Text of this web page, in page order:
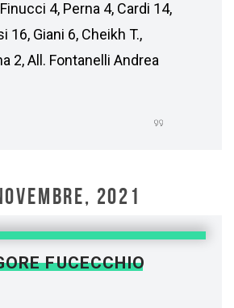
4, Perna 4, Cardi 14,
16, Giani 6, Cheikh T.,
2, All. Fontanelli Andrea
2021
FUCECCHIO